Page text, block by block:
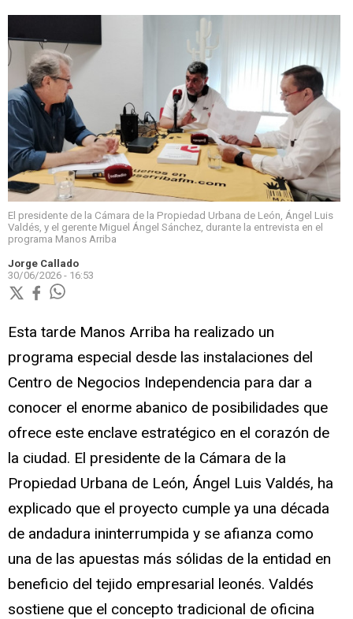
El presidente de la Cámara de la Propiedad Urbana de León, Ángel Luis
Valdés, y el gerente Miguel Ángel Sánchez, durante la entrevista en el
programa Manos Arriba
Jorge Callado
30/06/2026 - 16:53
Esta tarde Manos Arriba ha realizado un
programa especial desde las instalaciones del
Centro de Negocios Independencia para dar a
conocer el enorme abanico de posibilidades que
ofrece este enclave estratégico en el corazón de
la ciudad. El presidente de la Cámara de la
Propiedad Urbana de León, Ángel Luis Valdés, ha
explicado que el proyecto cumple ya una década
de andadura ininterrumpida y se afianza como
una de las apuestas más sólidas de la entidad en
beneficio del tejido empresarial leonés. Valdés
sostiene que el concepto tradicional de oficina